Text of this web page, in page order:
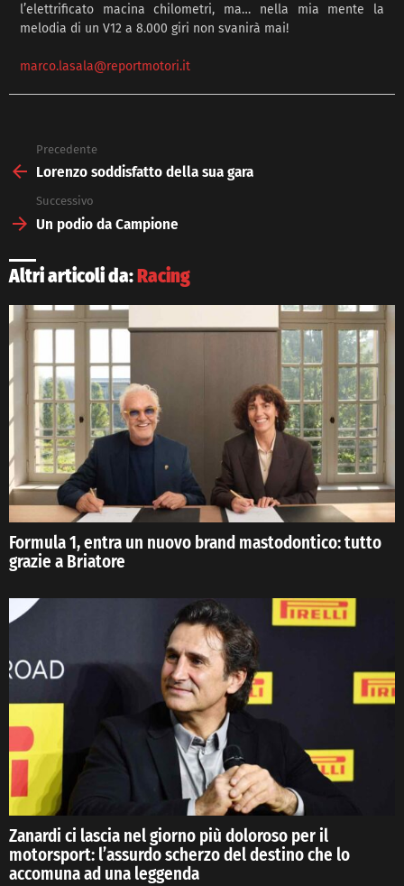
l’elettrificato macina chilometri, ma… nella mia mente la
melodia di un V12 a 8.000 giri non svanirà mai!
marco.lasala@reportmotori.it
more
Precedente
Lorenzo soddisfatto della sua gara
Successivo
Un podio da Campione
Altri articoli da:Racing
Formula 1, entra un nuovo brand mastodontico: tutto
grazie a Briatore
Zanardi ci lascia nel giorno più doloroso per il
motorsport: l’assurdo scherzo del destino che lo
accomuna ad una leggenda